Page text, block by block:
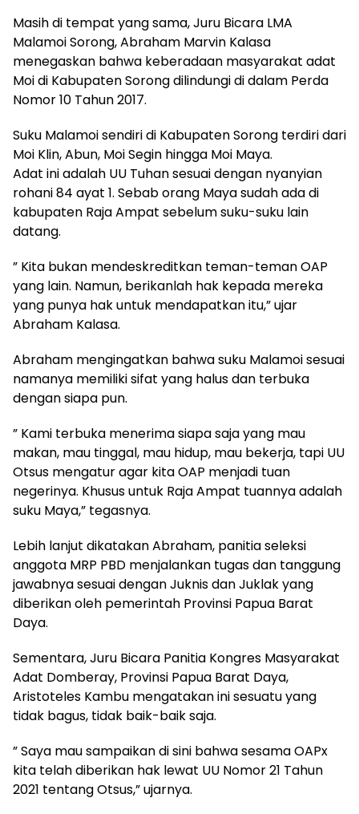
Masih di tempat yang sama, Juru Bicara LMA
Malamoi Sorong, Abraham Marvin Kalasa
menegaskan bahwa keberadaan masyarakat adat
Moi di Kabupaten Sorong dilindungi di dalam Perda
Nomor 10 Tahun 2017.
Suku Malamoi sendiri di Kabupaten Sorong terdiri dari
Moi Klin, Abun, Moi Segin hingga Moi Maya.
Adat ini adalah UU Tuhan sesuai dengan nyanyian
rohani 84 ayat 1. Sebab orang Maya sudah ada di
kabupaten Raja Ampat sebelum suku-suku lain
datang.
” Kita bukan mendeskreditkan teman-teman OAP
yang lain. Namun, berikanlah hak kepada mereka
yang punya hak untuk mendapatkan itu,” ujar
Abraham Kalasa.
Abraham mengingatkan bahwa suku Malamoi sesuai
namanya memiliki sifat yang halus dan terbuka
dengan siapa pun.
” Kami terbuka menerima siapa saja yang mau
makan, mau tinggal, mau hidup, mau bekerja, tapi UU
Otsus mengatur agar kita OAP menjadi tuan
negerinya. Khusus untuk Raja Ampat tuannya adalah
suku Maya,” tegasnya.
Lebih lanjut dikatakan Abraham, panitia seleksi
anggota MRP PBD menjalankan tugas dan tanggung
jawabnya sesuai dengan Juknis dan Juklak yang
diberikan oleh pemerintah Provinsi Papua Barat
Daya.
Sementara, Juru Bicara Panitia Kongres Masyarakat
Adat Domberay, Provinsi Papua Barat Daya,
Aristoteles Kambu mengatakan ini sesuatu yang
tidak bagus, tidak baik-baik saja.
” Saya mau sampaikan di sini bahwa sesama OAPx
kita telah diberikan hak lewat UU Nomor 21 Tahun
2021 tentang Otsus,” ujarnya.